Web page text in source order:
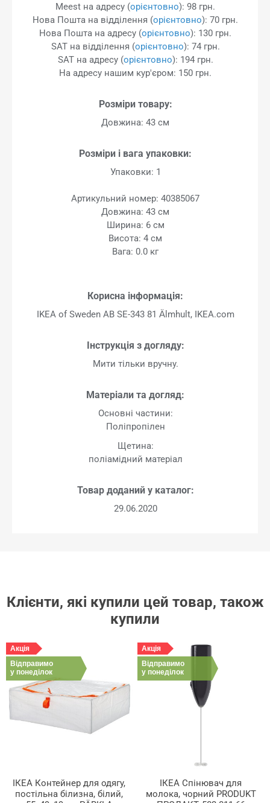
Meest на адресу (орієнтовно): 98 грн.
Нова Пошта на відділення (орієнтовно): 70 грн.
Нова Пошта на адресу (орієнтовно): 130 грн.
SAT на відділення (орієнтовно): 74 грн.
SAT на адресу (орієнтовно): 194 грн.
На адресу нашим кур'єром: 150 грн.
Розміри товару:
Довжина: 43 см
Розміри і вага упаковки:
Упаковки: 1
Артикульний номер: 40385067
Довжина: 43 см
Ширина: 6 см
Висота: 4 см
Вага: 0.0 кг
Корисна інформація:
IKEA of Sweden AB SE-343 81 Älmhult, IKEA.com
Інструкція з догляду:
Мити тільки вручну.
Матеріали та догляд:
Основні частини:
Поліпропілен
Щетина:
поліамідний матеріал
Товар доданий у каталог:
29.06.2020
Клієнти, які купили цей товар, також
купили
Акція
Відправимо
у понеділок
ІКЕА Контейнер для одягу,
постільна білизна, білий,
Акція
Відправимо
у понеділок
ІКЕА Спінювач для
молока, чорний PRODUKT